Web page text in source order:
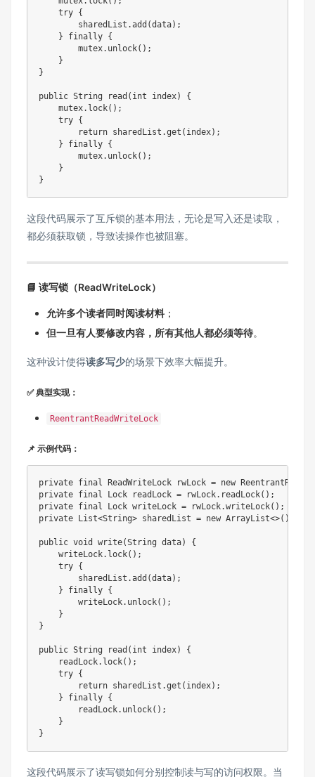
try {
        sharedList
.add (data) ;
}
finally {
        mutex
. unlock( ) ;
}
}
public String read ( int index)
{
    mutex
. lock( ) ;
try {
return sharedList .get ( index) ;
}
finally {
        mutex
. unlock( ) ;
}
}
这段代码展示了互斥锁的基本用法，无论是写入还是读取，
都必须获取锁，导致读操作也被阻塞。
📘 读写锁（ReadWriteLock）
允许多个读者同时阅读材料 ；
但一旦有人要修改内容，所有其他人都必须等待。
这种设计使得读多写少的场景下效率大幅提升。
✅ 典型实现：
ReentrantReadWriteLock
📌 示例代码：
private final ReadWriteLock rwLock = new
private final Lock readLock = rwLock. readLock( ) ;
private final Lock writeLock = rwLock.writeLock( ) ;
private
List<String> sharedList = new ArrayList<>( )
public void write(String data)
{
    writeLock
. lock( ) ;
try {
        sharedList
.add (data) ;
}
finally {
        writeLock
. unlock( ) ;
}
}
public String read ( int index)
{
    readLock
. lock( ) ;
try {
return sharedList .get ( index) ;
}
finally {
        readLock
. unlock( ) ;
}
}
这段代码展示了读写锁如何分别控制读与写的访问权限。当